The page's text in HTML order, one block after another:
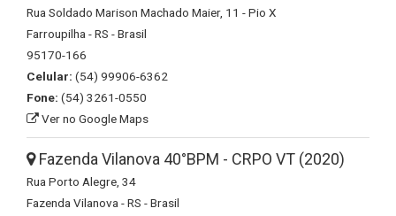
Rua Soldado Marison Machado Maier, 11 - Pio X
Farroupilha - RS - Brasil
95170-166
Celular: (54) 99906-6362
Fone: (54) 3261-0550
Ver no Google Maps
Fazenda Vilanova 40°BPM - CRPO VT (2020)
Rua Porto Alegre, 34
Fazenda Vilanova - RS - Brasil